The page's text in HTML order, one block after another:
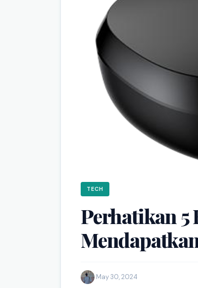
TECH
Perhatikan
May 30, 2024